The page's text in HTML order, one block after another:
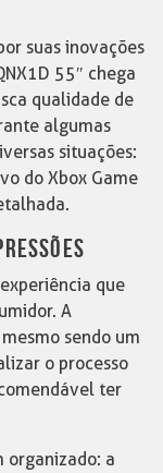
suas inovações
55″ chega
qualidade de
algumas
situações:
do Xbox Game
que
A
sendo um
o processo
ter
organizado: a